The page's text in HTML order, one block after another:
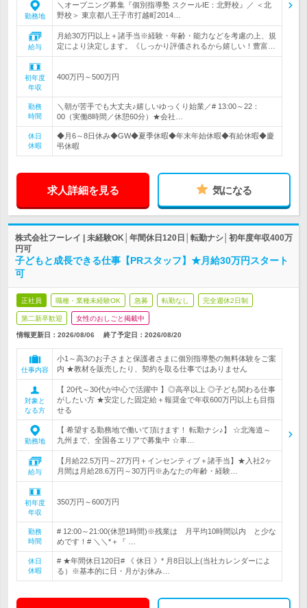
勤務地
＼オープニング募集『個別指導塾 スクールIE：北野校』／ ＜北
野校＞ 東京都八王子市打越町2014…
給与
月給30万円以上＋諸手当※経験・年齢・能力などを考慮の上、規
定により決定します。《しっかり評価されるから嬉しい！豊富…
初年度
年収
400万円～500万円
勤務
時間
＼朝が苦手でも大丈夫♪嬉しいゆっくり始業／# 13:00～22：
00（実働8時間／休憩60分）★会社…
休日
休暇
◆月6～8日休み◆GW◆夏季休暇◆年末年始休暇◆有給休暇◆慶
弔休暇
求人詳細を見る 気になる
株式会社フーレイ | 未経験OK│年間休日120日│転勤ナシ│初年度年収400万
円可
子どもと成長できる仕事【PRスタッフ】★月給30万円スタート
可
正社員 職種・業種未経験OK 急募 転勤なし 完全週休2日制
第二新卒歓迎 女性のおしごと掲載中
情報更新日：2026/08/06 終了予定日： 2026/08/20
仕事内容
小1～高3のお子さまと保護者さまに個別指導塾の無料体験をご案
内 ★教材を販売したり、契約を取る仕事ではありません
対象と
なる方
【 20代～30代が中心で活躍中 】◎高卒以上 ◎子ども関わる仕事
がしたい方 ★安定した固定給＋報奨金で年収600万円以上も目指
せる
勤務地
【 希望する勤務地で働いて頂けます！ 転勤ナシ♪】 ☆北海道～
九州まで、全国各エリアで募集中 ☆車…
給与
【月給22.5万円～27万円＋インセンティブ＋諸手当】★入社2ヶ
月間は月給28.6万円～30万円※あなたの年齢・経験…
初年度
年収
350万円～600万円
勤務
時間
# 12:00～21:00(休憩1時間)※残業は 月平均10時間以内 と少な
めです！# ＼＼*＋『 …
休日
休暇
# ★年間休日120日# 《 休日 》* 月8日以上(当社カレンダーによ
る）※基本的に日・月がお休み…